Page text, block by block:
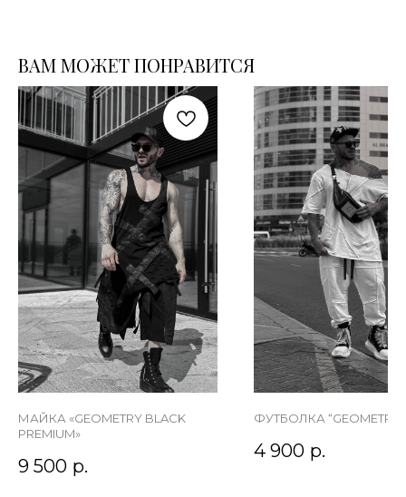
ВАМ МОЖЕТ ПОНРАВИТСЯ
МАЙКА «GEOMETRY BLACK
PREMIUM»
9 500 р.
ФУТБОЛКА “GEOMETRY
4 900 р.